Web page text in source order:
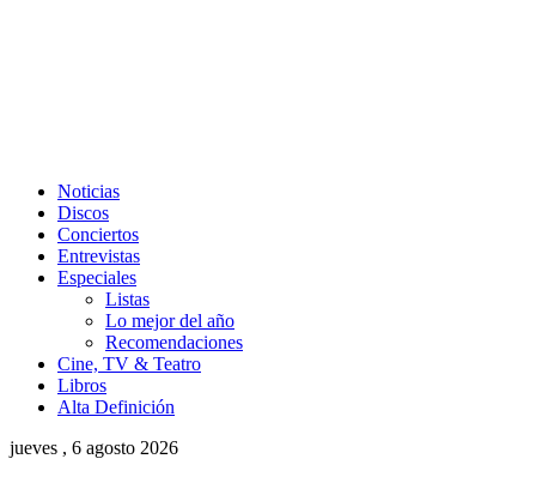
Noticias
Discos
Conciertos
Entrevistas
Especiales
Listas
Lo mejor del año
Recomendaciones
Cine, TV & Teatro
Libros
Alta Definición
jueves , 6 agosto 2026